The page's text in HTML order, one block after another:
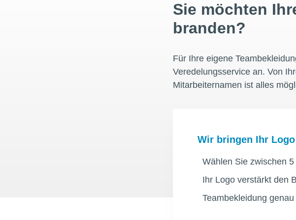
Sie möchten
branden?
Für Ihre eigene
Veredelungsservice an. Von
Mitarbeiternamen ist alles
Wir bringen Ihr
Wählen Sie zwischen
Ihr Logo verstärkt den
Teambekleidung